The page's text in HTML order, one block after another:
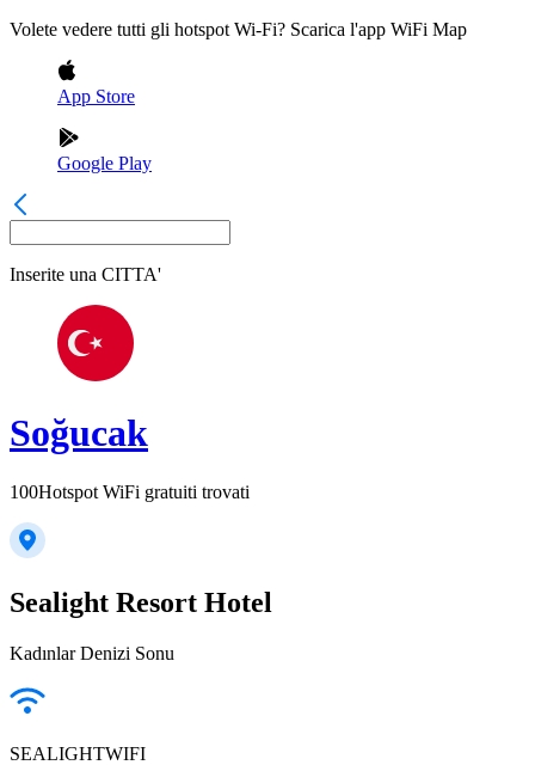
Volete vedere tutti gli hotspot Wi-Fi? Scarica l'app WiFi Map
App Store
Google Play
Inserite una CITTA'
Soğucak
100Hotspot WiFi gratuiti trovati
Sealight Resort Hotel
Kadınlar Denizi Sonu
SEALIGHTWIFI